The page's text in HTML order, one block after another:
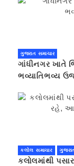
ગુજરાત સમાચાર
ગાંધીનગર ખાતે
ભવ્યાતિભવ્ય
કલોલ સમાચાર
કલોલમાંથી